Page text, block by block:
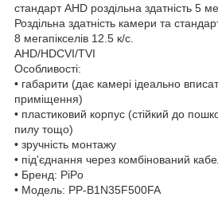
стандарт AHD роздільна здатність 5
Роздільна здатність камери та
8 мегапікселів 12.5 к/с.
AHD/HDCVI/TVI
Особливості:
• габарити (дає камері ідеально
приміщення)
• пластиковий корпус (стійкий до
пилу тощо)
• зручність монтажу
• під'єднання через комбінований
• Бренд: PiPo
• Модель: PP-B1N35F500FA